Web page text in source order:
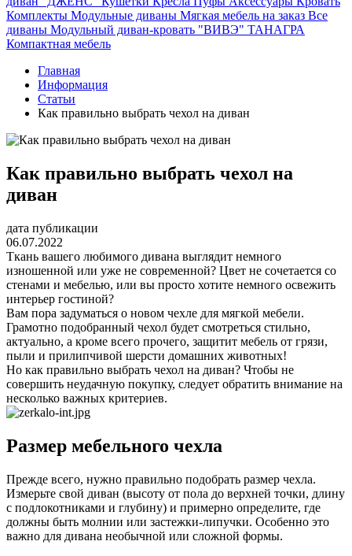
Комплекты Модульные диваны Мягкая мебель на заказ Все
диваны Модульный диван-кровать "ВИВЭ" ТАНАГРА
Компактная мебель
Главная
Информация
Статьи
Как правильно выбрать чехол на диван
Как правильно выбрать чехол на
диван
дата публикации
06.07.2022
Ткань вашего любимого дивана выглядит немного
изношенной или уже не современной? Цвет не сочетается со
стенами и мебелью, или вы просто хотите немного освежить
интерьер гостиной?
Вам пора задуматься о новом чехле для мягкой мебели.
Грамотно подобранный чехол будет смотреться стильно,
актуально, а кроме всего прочего, защитит мебель от грязи,
пыли и прилипчивой шерсти домашних животных!
Но как правильно выбрать чехол на диван? Чтобы не
совершить неудачную покупку, следует обратить внимание на
несколько важных критериев.
Размер мебельного чехла
Прежде всего, нужно правильно подобрать размер чехла.
Измерьте свой диван (высоту от пола до верхней точки, длину
с подлокотниками и глубину) и примерно определите, где
должны быть молнии или застежки-липучки. Особенно это
важно для дивана необычной или сложной формы.